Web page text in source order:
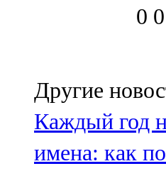
0 0
Другие
Каждый год
имена: как